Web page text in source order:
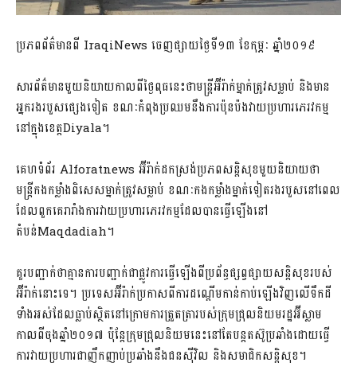
ប្រភពព័ត៌មានពី IraqiNews ចេញផ្សាយថ្ងៃទី១៣ ខែកុម្ភៈ ឆ្នាំ២០១៩
សារព័ត៌មានមួយនិយាយកាលពីថ្ងៃពុធនេះថាមន្រ្តីអ៊ីរ៉ាក់ម្នាក់ត្រូវសម្លាប់ និងមាន
អ្នករងរបួសផ្សេងទៀត ខណៈកំពុងប្រឈមនឹងការប៉ុនប៉ងវាយប្រហារភេរវកម្ម
នៅក្នុងខេត្តDiyala។
គេហទំព័រ Alforatnews អ៊ីរ៉ាក់ដកស្រង់ប្រភពសន្តិសុខមួយនិយាយថា
មន្ត្រីកងកម្លាំងពិសេសម្នាក់ត្រូវសម្លាប់ ខណៈកងកម្លាំងម្នាក់ទៀតរងរបួសនៅពេល
ដែលពួកគេរារាំងការវាយប្រហារភេរវកម្មដែលបានធ្វើឡើងនៅ
តំបន់Maqdadiah។
គួរបញ្ជាក់ថាគ្មានការបញ្ជាក់ជាផ្លូវការធ្វើឡើងពីប្រព័ន្ធផ្សព្វផ្សាយសន្តិសុខរបស់
អ៊ីរ៉ាក់នោះទេ។ ប្រទេសអ៊ីរ៉ាក់ប្រកាសពីការដណ្ដើមកាន់កាប់ឡើងវិញលើទឹកដី
ទាំងអស់ដែលធ្លាប់ស្ថិតនៅក្រោមការត្រួតត្រារបស់ក្រុមជ្រុលនិយមរដ្ឋអ៊ីស្លាម
កាលពីចុងឆ្នាំ២០១៧ ប៉ុន្តែក្រុមជ្រុលនិយមនេះនៅតែបន្តតស៊ូប្រឆាំងដោយធ្វើ
ការវាយប្រហារជាញឹកញាប់ប្រឆាំងនឹងជនស៊ីវិល និងសមាជិកសន្តិសុខ។